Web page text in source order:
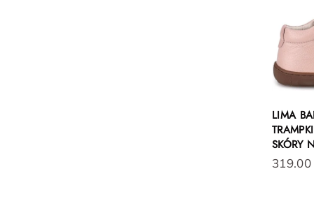
LIMA
SKÓRY
319.00